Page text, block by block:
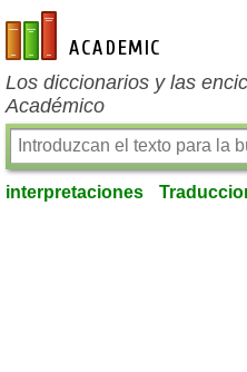
es-academic.com
Los diccionarios y las
Académico
interpretaciones